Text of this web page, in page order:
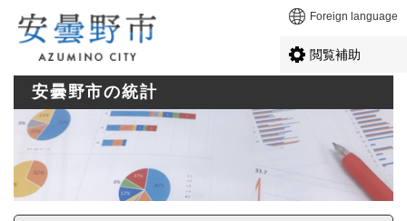
メニューを飛ばして本文へ Foreign language
閲覧補助
安曇野市の統計